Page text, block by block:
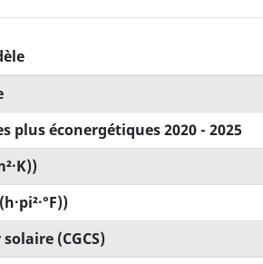
plus éconergétiques 2020 - 2025
(CGCS)